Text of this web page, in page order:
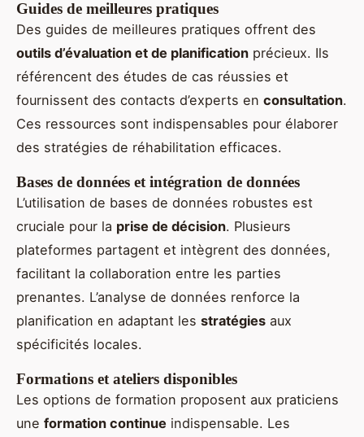
Guides de meilleures pratiques
Des guides de meilleures pratiques offrent des
outils d’évaluation et de planification précieux. Ils
référencent des études de cas réussies et
fournissent des contacts d’experts en consultation.
Ces ressources sont indispensables pour élaborer
des stratégies de réhabilitation efficaces.
Bases de données et intégration de données
L’utilisation de bases de données robustes est
cruciale pour la prise de décision. Plusieurs
plateformes partagent et intègrent des données,
facilitant la collaboration entre les parties
prenantes. L’analyse de données renforce la
planification en adaptant les stratégies aux
spécificités locales.
Formations et ateliers disponibles
Les options de formation proposent aux praticiens
une formation continue indispensable. Les